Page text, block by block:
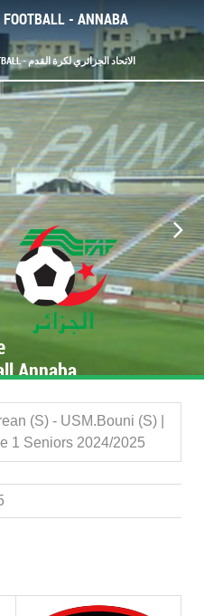
FOOTBALL - ANNABA
FÉDÉRATION ALGÉRIENNE DE FOOTBALL - الاتحاد الجزائري لكرة القدم
Annaba
(S) - USM.Bouni (S) |
1 Seniors 2024/2025